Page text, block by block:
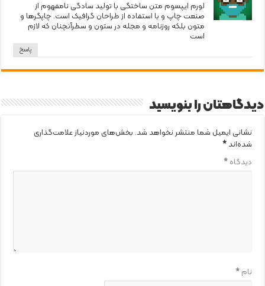
لورم ایپسوم متن ساختگی با تولید سادگی نامفهوم از
صنعت چاپ و با استفاده از طراحان گرافیک است. چاپگرها و
متون بلکه روزنامه و مجله در ستون و سطرآنچنان که لازم
است
پاسخ
دیدگاهتان را بنویسید
نشانی ایمیل شما منتشر نخواهد شد. بخش‌های موردنیاز علامت‌گذاری
شده‌اند*
دیدگاه*
نام*